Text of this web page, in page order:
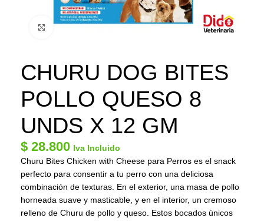
CHURU DOG BITES
POLLO QUESO 8
UNDS X 12 GM
$ 28.800 Iva Incluido
Churu Bites Chicken with Cheese para Perros es el snack
perfecto para consentir a tu perro con una deliciosa
combinación de texturas. En el exterior, una masa de pollo
horneada suave y masticable, y en el interior, un cremoso
relleno de Churu de pollo y queso. Estos bocados únicos